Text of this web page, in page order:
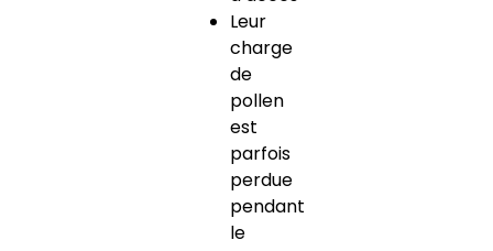
Leur
charge
de
pollen
est
parfois
perdue
pendant
le